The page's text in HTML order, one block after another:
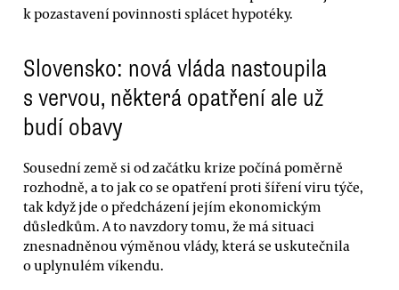
k pozastavení povinnosti splácet hypotéky.
Slovensko: nová vláda nastoupila
s vervou, některá opatření ale už
budí obavy
Sousední země si od začátku krize počíná poměrně
rozhodně, a to jak co se opatření proti šíření viru týče,
tak když jde o předcházení jejím ekonomickým
důsledkům. A to navzdory tomu, že má situaci
znesnadněnou výměnou vlády, která se uskutečnila
o uplynulém víkendu.